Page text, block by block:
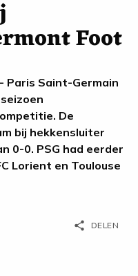
Foot
- Paris Saint-Germain
De
bij hekkensluiter
0-0. PSG had eerder
Lorient en Toulouse
share DELEN